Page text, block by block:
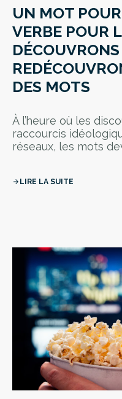
UN MOT
VERBE POUR
DES MOTS
À l’heure où les
raccourcis
réseaux, les mots
arrow_forward LIRE LA SUITE